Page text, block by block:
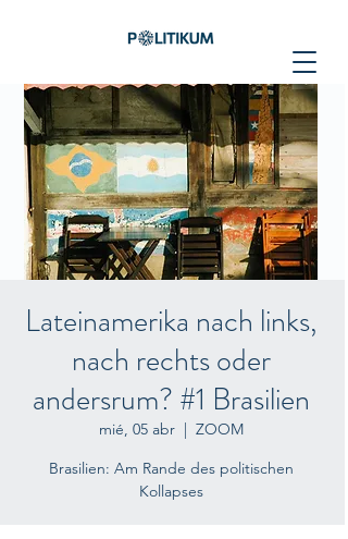
Lateinamerika nach links,
nach rechts oder
andersrum? #1 Brasilien
mié, 05 abr
  |
ZOOM
Brasilien: Am Rande des politischen
Kollapses